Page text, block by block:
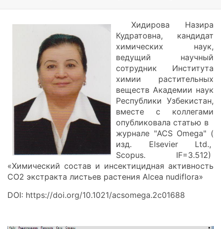
Хидирова Назира
Кудратовна, кандидат
химических наук,
ведущий научный
сотрудник Института
химии растительных
веществ Академии наук
Республики Узбекистан,
вместе с коллегами
опубликовала статью в
журнале "ACS Omega" (
изд. Elsevier Ltd.,
Scopus. IF=3.512)
«Химический состав и инсектицидная активность
СО2 экстракта листьев растения Alcea nudiflora»
DOI: https://doi.org/10.1021/acsomega.2c01688